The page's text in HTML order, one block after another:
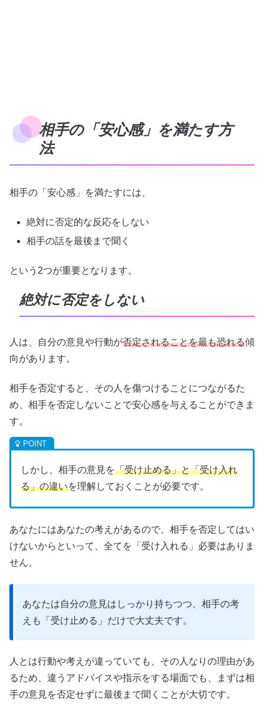
相手の「安心感」を満たす方
法
相手の「安心感」を満たすには、
絶対に否定的な反応をしない
相手の話を最後まで聞く
という2つが重要となります。
絶対に否定をしない
人は、自分の意見や行動が否定されることを最も恐れる傾
向があります。
相手を否定すると、その人を傷つけることにつながるた
め、相手を否定しないことで安心感を与えることができま
す。
しかし、相手の意見を「受け止める」と「受け入れ
る」の違いを理解しておくことが必要です。
あなたにはあなたの考えがあるので、相手を否定してはい
けないからといって、全てを「受け入れる」必要はありま
せん。
あなたは自分の意見はしっかり持ちつつ、相手の考
えも「受け止める」だけで大丈夫です。
人とは行動や考えが違っていても、その人なりの理由があ
るため、違うアドバイスや指示をする場面でも、まずは相
手の意見を否定せずに最後まで聞くことが大切です。